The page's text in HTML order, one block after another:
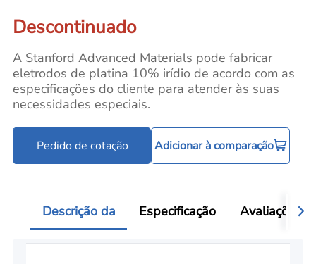
Descontinuado
A Stanford Advanced Materials pode fabricar
eletrodos de platina 10% irídio de acordo com as
especificações do cliente para atender às suas
necessidades especiais.
Pedido de cotação Adicionar à comparação
Descrição da Especificação Avaliações